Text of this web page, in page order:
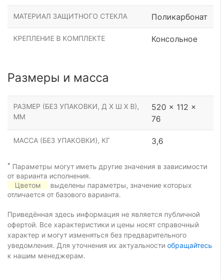
МАТЕРИАЛ ЗАЩИТНОГО СТЕКЛА Поликарбонат
КРЕПЛЕНИЕ В КОМПЛЕКТЕ Консольное
Размеры и масса
РАЗМЕР (БЕЗ УПАКОВКИ, Д Х Ш Х В),
ММ
520 x 112 x
76
МАССА (БЕЗ УПАКОВКИ), КГ 3,6
* Параметры могут иметь другие значения в зависимости
от варианта исполнения.
Цветом
выделены параметры, значение которых
отличается от базового варианта.
Приведённая здесь информация не является публичной
офертой. Все характеристики и цены носят справочный
характер и могут изменяться без предварительного
уведомления. Для уточнения их актуальности обращайтесь
к нашим менеджерам.